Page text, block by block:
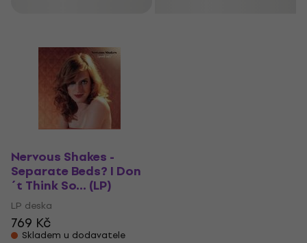
Nervous Shakes -
Separate Beds? I Don
´t Think So... (LP)
LP deska
769 Kč
Skladem u dodavatele